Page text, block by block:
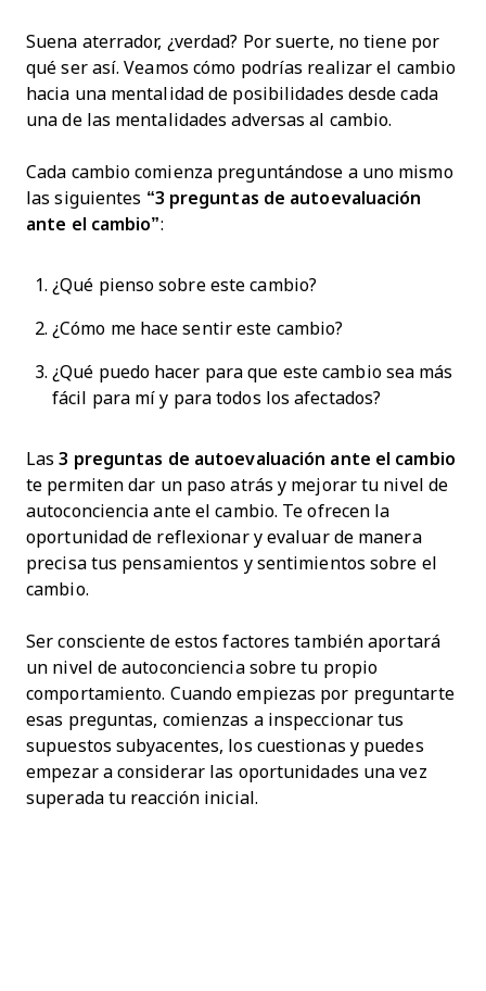
Suena aterrador, ¿verdad? Por suerte, no tiene por
qué ser así. Veamos cómo podrías realizar el cambio
hacia una mentalidad de posibilidades desde cada
una de las mentalidades adversas al cambio.
Cada cambio comienza preguntándose a uno mismo
las siguientes “3 preguntas de autoevaluación
ante el cambio”:
¿Qué pienso sobre este cambio?
¿Cómo me hace sentir este cambio?
¿Qué puedo hacer para que este cambio sea más
fácil para mí y para todos los afectados?
Las3 preguntas de autoevaluación ante el cambio
te permiten dar un paso atrás y mejorar tu nivel de
autoconciencia ante el cambio. Te ofrecen la
oportunidad de reflexionar y evaluar de manera
precisa tus pensamientos y sentimientos sobre el
cambio.
Ser consciente de estos factores también aportará
un nivel de autoconciencia sobre tu propio
comportamiento. Cuando empiezas por preguntarte
esas preguntas, comienzas a inspeccionar tus
supuestos subyacentes, los cuestionas y puedes
empezar a considerar las oportunidades una vez
superada tu reacción inicial.